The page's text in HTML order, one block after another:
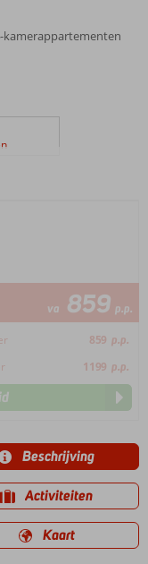
kamerappartementen
va 859 p.p.
859 p.p.
1199 p.p.
Beschrijving
Activiteiten
Kaart